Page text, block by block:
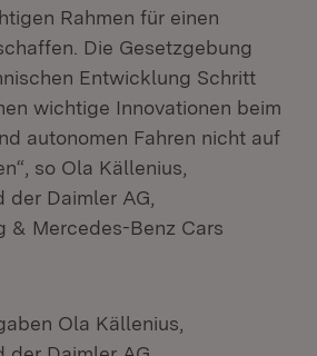
Rahmen für einen
Die Gesetzgebung
Entwicklung Schritt
wichtige Innovationen beim
autonomen Fahren nicht auf
so Ola Källenius,
Daimler AG,
& Mercedes-Benz Cars
Ola Källenius,